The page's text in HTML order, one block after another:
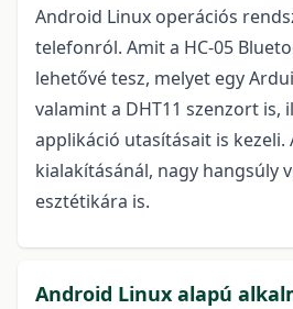
Android Linux operációs
telefonról. Amit a HC-05
lehetővé tesz, melyet egy
valamint a DHT11 szenzort is,
applikáció utasításait is kezeli.
kialakításánál, nagy hangsúly
esztétikára is.
Android Linux alapú